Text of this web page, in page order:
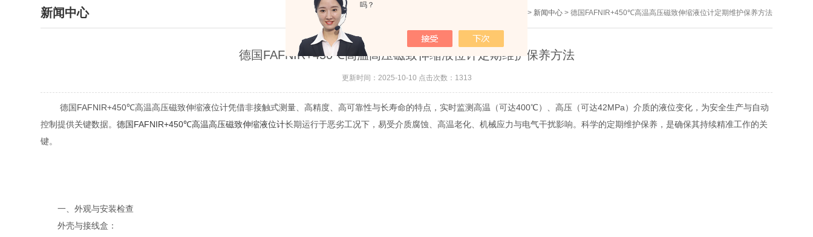
吗？
新闻中心 > 新闻中心> 德国FAFNIR+450℃高温高压磁致伸缩液位计定期维护保养方法
德国FAFNIR+450℃高温高压磁致伸缩液位计定期维护保养方法
更新时间：2025-10-10 点击次数：1313
德国FAFNIR+450℃高温高压磁致伸缩液位计凭借非接触式测量、高精度、高可靠性与长寿命的特点，实时监测高温（可达400℃）、高压（可达42MPa）介质的液位变化，为安全生产与自动
控制提供关键数据。德国FAFNIR+450℃高温高压磁致伸缩液位计长期运行于恶劣工况下，易受介质腐蚀、高温老化、机械应力与电气干扰影响。科学的定期维护保养，是确保其持续精准工作的关
键。
一、外观与安装检查
外壳与接线盒：